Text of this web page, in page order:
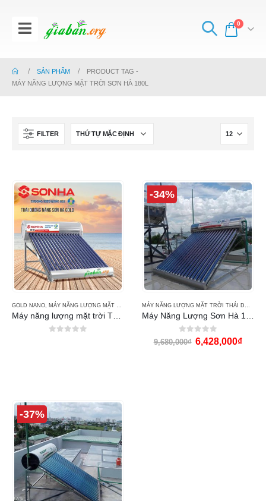
0
SẢN PHẨM
PRODUCT TAG -
MÁY NĂNG LƯỢNG MẶT TRỜI SƠN HÀ 180L
FILTER
GOLD NANO MÁY NĂNG LƯỢNG MẶT TRỜI THÁI DƯƠNG NĂNG
-34%
0out of 5
9,680,000₫ 6,428,000₫
-37%